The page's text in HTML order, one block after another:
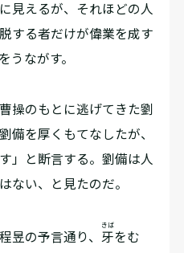
見えるが、それほどの人
する者だけが偉業を成す
うながす。
操のもとに逃げてきた劉
備を厚くもてなしたが、
」と断言する。劉備は人
ない、と見たのだ。
昱の予言通り、 牙
きば
をむ